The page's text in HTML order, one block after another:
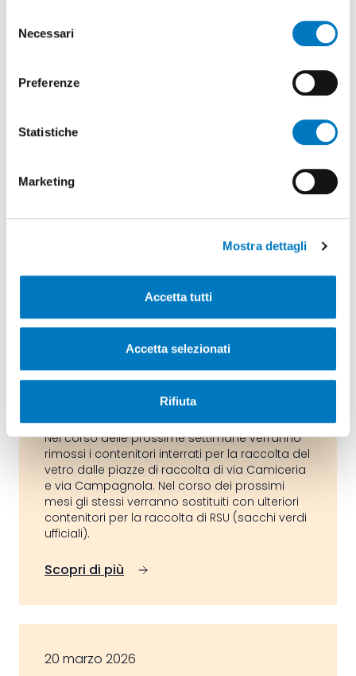
delNecessari
Preferenze
Statistiche
Marketing
Mostra dettagli
Accetta tutti
Accetta selezionati
Rifiuta
Comunicato stampa – Inaugurazione
L’inaugurazione del Frutteto degli incontri di
Stabio avrà luogo in data 28 aprile 2026 dalle
ore 16.30, presso il sedime localizzato in
25 marzo 2026
Riorganizzazione piazze di raccolta via
Camiceria e via Campagnola
Nel corso delle prossime settimane verranno
rimossi i contenitori interrati per la raccolta del
vetro dalle piazze di raccolta di via Camiceria
e via Campagnola. Nel corso dei prossimi
mesi gli stessi verranno sostituiti con ulteriori
contenitori per la raccolta di RSU (sacchi verdi
ufficiali).
Scopri di più
20 marzo 2026